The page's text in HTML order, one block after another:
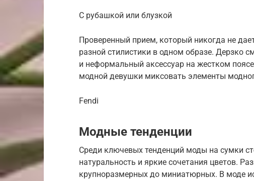
С рубашкой или блузкой
Проверенный прием, который никогда не
разной стилистики в одном образе. Дерзко
и неформальный аксессуар на жестком
модной девушки миксовать элементы
Fendi
Модные тенденции
Среди ключевых тенденций моды на сумки
натуральность и яркие сочетания цветов.
крупноразмерных до миниатюрных. В моде